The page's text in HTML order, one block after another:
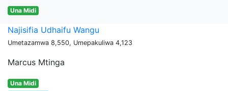
Una Midi
Najisifia Udhaifu Wangu
Umetazamwa 8,550, Umepakuliwa 4,123
Marcus Mtinga
Una Midi